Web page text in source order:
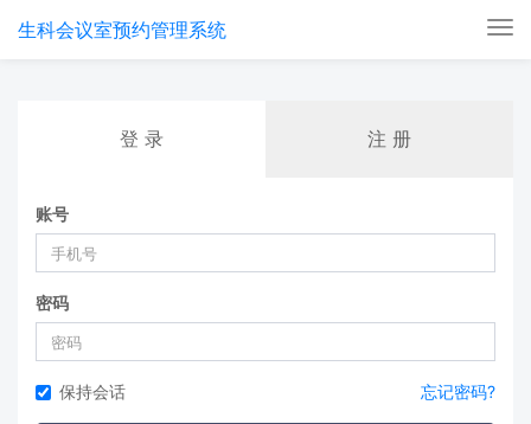
生科会议室预约管理系统
登 录 注 册
账号
密码
保持会话 忘记密码?